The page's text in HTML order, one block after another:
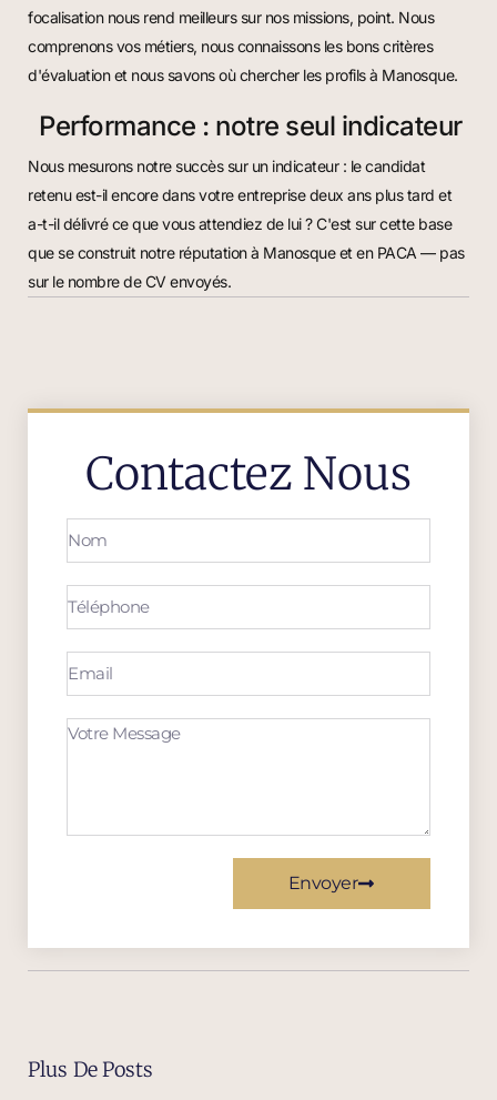
focalisation nous rend meilleurs sur nos missions, point. Nous
comprenons vos métiers, nous connaissons les bons critères
d'évaluation et nous savons où chercher les profils à Manosque.
Performance : notre seul indicateur
Nous mesurons notre succès sur un indicateur : le candidat
retenu est-il encore dans votre entreprise deux ans plus tard et
a-t-il délivré ce que vous attendiez de lui ? C'est sur cette base
que se construit notre réputation à Manosque et en PACA — pas
sur le nombre de CV envoyés.
Contactez Nous
Envoyer
Plus De Posts